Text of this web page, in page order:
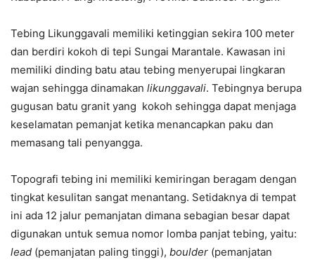
Tebing Likunggavali memiliki ketinggian sekira 100 meter
dan berdiri kokoh di tepi Sungai Marantale. Kawasan ini
memiliki dinding batu atau tebing menyerupai lingkaran
wajan sehingga dinamakan likunggavali. Tebingnya berupa
gugusan batu granit yang kokoh sehingga dapat menjaga
keselamatan pemanjat ketika menancapkan paku dan
memasang tali penyangga.
Topografi tebing ini memiliki kemiringan beragam dengan
tingkat kesulitan sangat menantang. Setidaknya di tempat
ini ada 12 jalur pemanjatan dimana sebagian besar dapat
digunakan untuk semua nomor lomba panjat tebing, yaitu:
lead (pemanjatan paling tinggi), boulder (pemanjatan